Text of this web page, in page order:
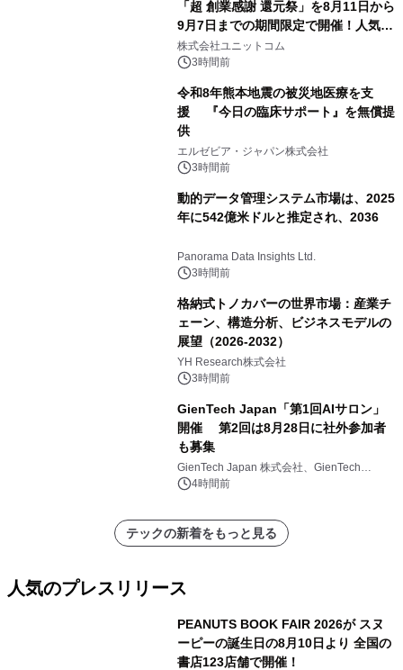
「超 創業感謝 還元祭」を8月11日から
9月7日までの期間限定で開催！人気の
ゲーミングPCや高性能ノートPCなど
対象iiyama PCのご購入で最大3万円分
株式会社ユニットコム
3時間前
令和8年熊本地震の被災地医療を支
援 『今日の臨床サポート』を無償提
供
エルゼビア・ジャパン株式会社
3時間前
動的データ管理システム市場は、2025
年に542億米ドルと推定され、2036
Panorama Data Insights Ltd.
3時間前
格納式トノカバーの世界市場：産業チ
ェーン、構造分析、ビジネスモデルの
展望（2026-2032）
YH Research株式会社
3時間前
GienTech Japan「第1回AIサロン」
開催 第2回は8月28日に社外参加者
も募集
GienTech Japan 株式会社、GienTech
Consulting Japan 株式会社
4時間前
テックの新着をもっと見る
人気のプレスリリース
PEANUTS BOOK FAIR 2026が スヌ
ーピーの誕生日の8月10日より 全国の
書店123店舗で開催！